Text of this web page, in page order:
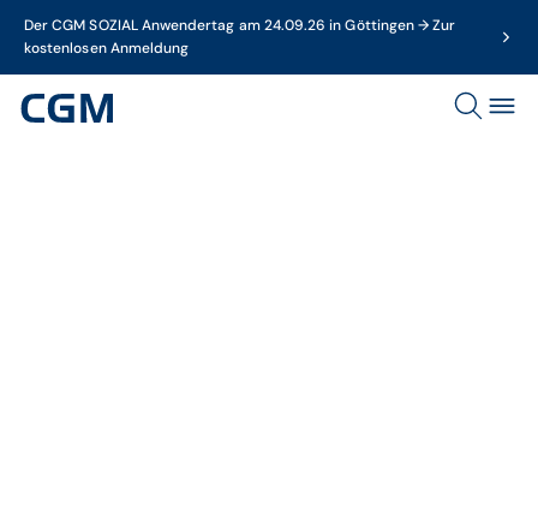
Der CGM SOZIAL Anwendertag am 24.09.26 in Göttingen → Zur
kostenlosen Anmeldung